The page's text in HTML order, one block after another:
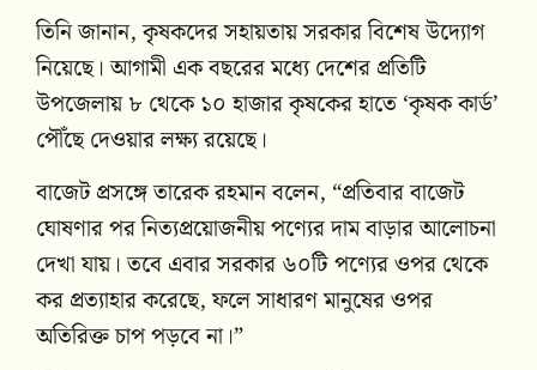
তিনি জানান, কৃষকদের সহায়তায় সরকার বিশেষ উদ্যোগ
নিয়েছে। আগামী এক বছরের মধ্যে দেশের প্রতিটি
উপজেলায় ৮ থেকে ১০ হাজার কৃষকের হাতে ‘কৃষক কার্ড’
পৌঁছে দেওয়ার লক্ষ্য রয়েছে।
বাজেট প্রসঙ্গে তারেক রহমান বলেন, “প্রতিবার বাজেট
ঘোষণার পর নিত্যপ্রয়োজনীয় পণ্যের দাম বাড়ার আলোচনা
দেখা যায়। তবে এবার সরকার ৬০টি পণ্যের ওপর থেকে
কর প্রত্যাহার করেছে, ফলে সাধারণ মানুষের ওপর
অতিরিক্ত চাপ পড়বে না।”